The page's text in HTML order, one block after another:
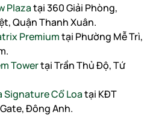
Plazatại 360 Giải Phòng,
Quận Thanh Xuân.
Premiumtại Phường Mễ Trì,
Towertại Trần Thủ Độ, Tứ
Signature Cổ Loatại KĐT
Đông Anh.